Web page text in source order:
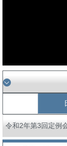
令和2年第3回定例